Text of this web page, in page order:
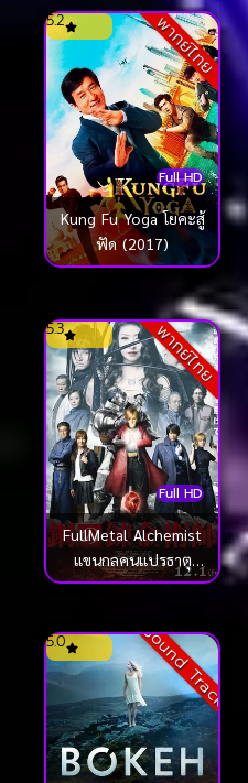
พากย์ไทย
Full HD
5.2
Kung Fu Yoga โยคะสู้
ฟัด (2017)
พากย์ไทย
Full HD
5.3
FullMetal Alchemist
แขนกลคนแปรธาตุ
(2017)
Sound Track
5.0